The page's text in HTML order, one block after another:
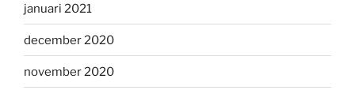
januari 2021
december 2020
november 2020